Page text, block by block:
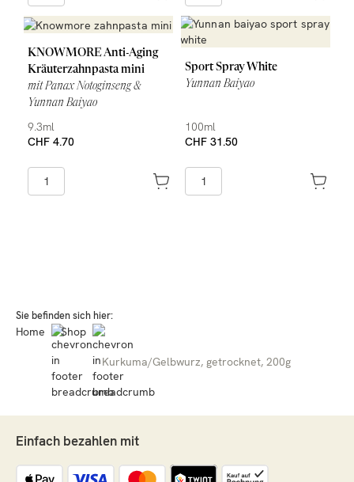
KNOWMORE Anti-Aging
Kräuterzahnpasta mini
mit Panax Notoginseng &
Yunnan Baiyao
9.3ml
CHF 4.70
Sport Spray White
Yunnan Baiyao
100ml
CHF 31.50
Sie befinden sich hier:
Home Shop
Kurkuma/Gelbwurz, getrocknet, 200g
Einfach bezahlen mit